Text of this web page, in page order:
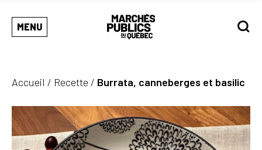
MENU
Accueil / Recette / Burrata, canneberges et basilic